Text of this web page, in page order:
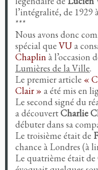
l’intégralité, de 1929
***
Nous avons donc
spécial queVUa
Chaplinà l’occasion
Lumières de la Ville.
Le premier article «
Clair » a été mis en
Le second signé du
a découvertCharlie
débuter dans sa
Le troisième était de
chance à Londres (à
Le quatrième était